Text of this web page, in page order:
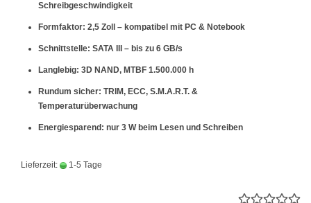
Schreibgeschwindigkeit
Formfaktor: 2,5 Zoll – kompatibel mit PC & Notebook
Schnittstelle: SATA III – bis zu 6 GB/s
Langlebig: 3D NAND, MTBF 1.500.000 h
Rundum sicher: TRIM, ECC, S.M.A.R.T. &
Temperaturüberwachung
Energiesparend: nur 3 W beim Lesen und Schreiben
Lieferzeit: 1-5 Tage